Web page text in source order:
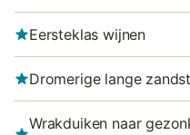
Eersteklas wijnen
Dromerige lange
Wrakduiken naar